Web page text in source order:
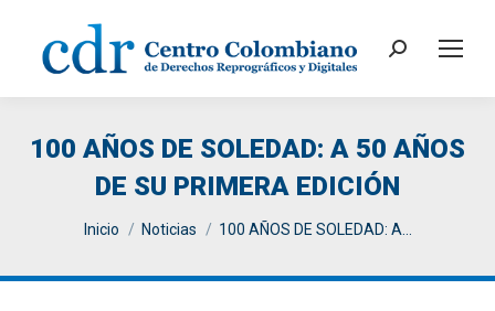
Search:
100 AÑOS DE SOLEDAD: A 50 AÑOS
DE SU PRIMERA EDICIÓN
You are here:
Inicio Noticias 100 AÑOS DE SOLEDAD: A…